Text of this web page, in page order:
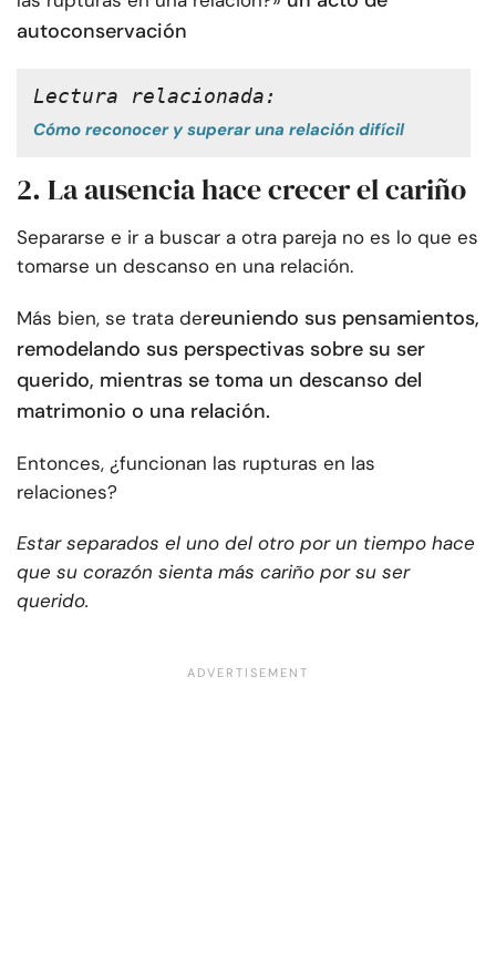
autoconservación
Lectura relacionada:
Cómo reconocer y superar una relación difícil
2. La ausencia hace crecer el cariño
Separarse e ir a buscar a otra pareja no es lo que es
tomarse un descanso en una relación.
Más bien, se trata dereuniendo sus pensamientos,
remodelando sus perspectivas sobre su ser
querido, mientras se toma un descanso del
matrimonio o una relación.
Entonces, ¿funcionan las rupturas en las
relaciones?
Estar separados el uno del otro por un tiempo hace
que su corazón sienta más cariño por su ser
querido.